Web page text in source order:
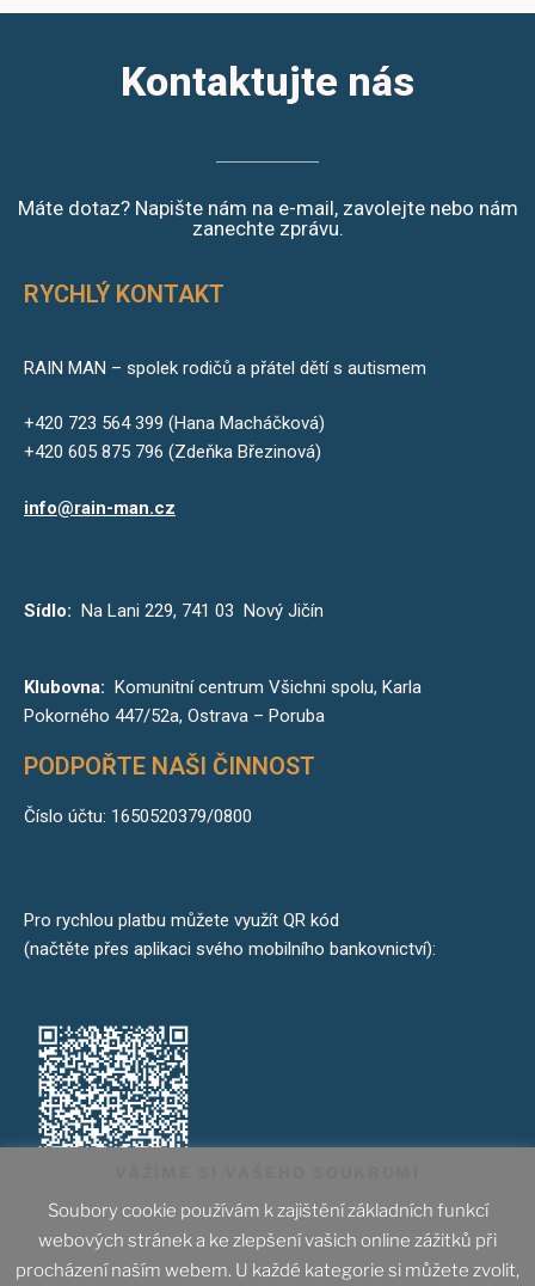
Kontaktujte nás
Máte dotaz? Napište nám na e-mail, zavolejte nebo nám
zanechte zprávu.
RYCHLÝ KONTAKT
RAIN MAN – spolek rodičů a přátel dětí s autismem
+420 723 564 399 (Hana Macháčková)
+420 605 875 796 (Zdeňka Březinová)
info@rain-man.cz
Sídlo: Na Lani 229, 741 03 Nový Jičín
Klubovna: Komunitní centrum Všichni spolu, Karla
Pokorného 447/52a, Ostrava – Poruba
PODPOŘTE NAŠI ČINNOST
Číslo účtu: 1650520379/0800
Pro rychlou platbu můžete využít QR kód
(načtěte přes aplikaci svého mobilního bankovnictví):
IČ: 70844861, Spolek byl zapsán dne 1. ledna 2014
Soubory cookie používám k zajištění základních funkcí
webových stránek a ke zlepšení vašich online zážitků při
procházení naším webem. U každé kategorie si můžete zvolit,